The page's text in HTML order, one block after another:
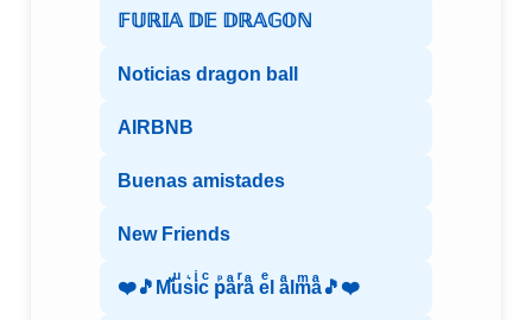
𝔽𝕌ℝ𝕀𝔸 𝔻𝔼 𝔻ℝ𝔸𝔾𝕆ℕ
Noticias dragon ball
AIRBNB
Buenas amistades
New Friends
❤️🎵Mⷨuͧs͛iͥcͨ рⷬaͣrͬaͣ eͤl aͣlmͫaͣ🎵❤️